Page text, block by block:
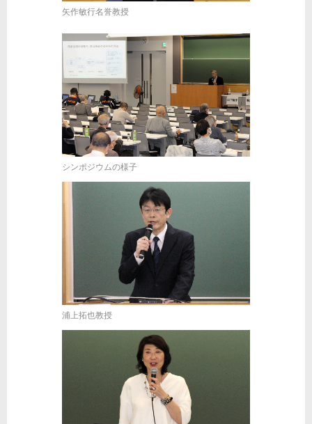
矢作敏行名誉教授
シンポジウムの様子
浦上拓也教授